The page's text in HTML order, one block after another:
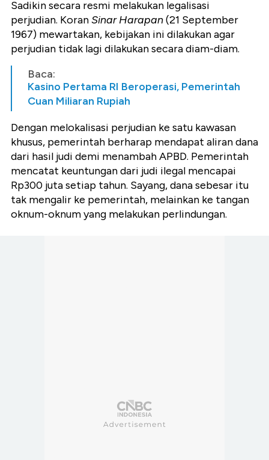
Sadikin secara resmi melakukan legalisasi
perjudian. KoranSinar Harapan(21 September
1967) mewartakan, kebijakan ini dilakukan agar
perjudian tidak lagi dilakukan secara diam-diam.
Baca:
Kasino Pertama RI Beroperasi, Pemerintah
Cuan Miliaran Rupiah
Dengan melokalisasi perjudian ke satu kawasan
khusus, pemerintah berharap mendapat aliran dana
dari hasil judi demi menambah APBD. Pemerintah
mencatat keuntungan dari judi ilegal mencapai
Rp300 juta setiap tahun. Sayang, dana sebesar itu
tak mengalir ke pemerintah, melainkan ke tangan
oknum-oknum yang melakukan perlindungan.